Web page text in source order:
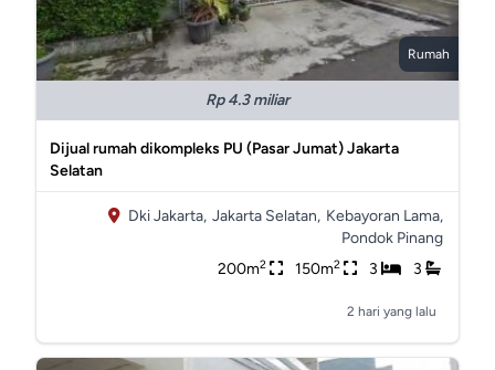
Rumah
Rp 4.3 miliar
Dijual rumah dikompleks PU (Pasar Jumat) Jakarta
Selatan
Dki Jakarta, Jakarta Selatan, Kebayoran Lama,
Pondok Pinang
200m2 150m2 3 3
2 hari yang lalu